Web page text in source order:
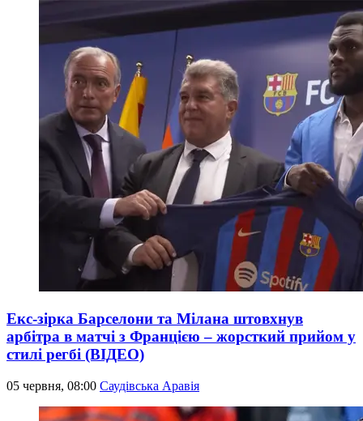
Екс-зірка Барселони та Мілана штовхнув
арбітра в матчі з Францією – жорсткий прийом у
стилі регбі (ВІДЕО)
05 червня, 08:00 Саудівська Аравія